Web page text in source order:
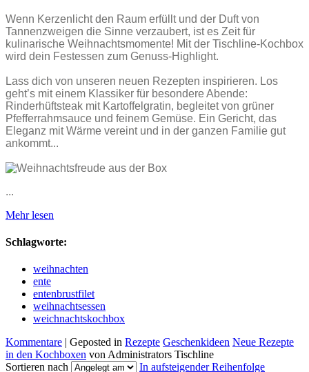
Wenn Kerzenlicht den Raum erfüllt und der Duft von
Tannenzweigen die Sinne verzaubert, ist es Zeit für
kulinarische Weihnachtsmomente! Mit der Tischline-Kochbox
wird dein Festessen zum Genuss-Highlight.
Lass dich von unseren neuen Rezepten inspirieren. Los
geht’s mit einem Klassiker für besondere Abende:
Rinderhüftsteak mit Kartoffelgratin, begleitet von grüner
Pfefferrahmsauce und feinem Gemüse. Ein Gericht, das
Eleganz mit Wärme vereint und in der ganzen Familie gut
ankommt...
...
Mehr lesen
Schlagworte:
weihnachten
ente
entenbrustfilet
weihnachtsessen
weichnachtskochbox
Kommentare | Geposted in Rezepte Geschenkideen Neue Rezepte
in den Kochboxen von Administrators Tischline
Sortieren nach
In aufsteigender Reihenfolge